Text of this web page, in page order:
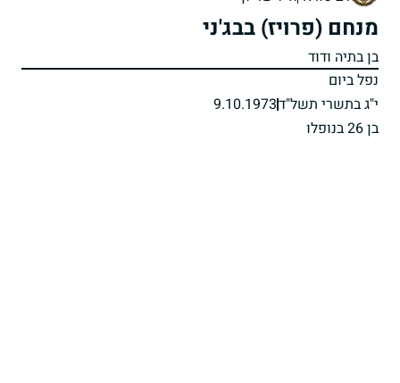
מנחם (פרויז) בבג'ני
בן בתיה ודוד
נפל ביום
י"ג בתשרי תשל"ד9.10.1973
בן 26 בנופלו